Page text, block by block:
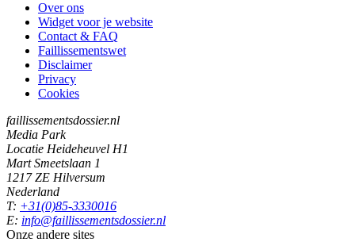
Over ons
Widget voor je website
Contact & FAQ
Faillissementswet
Disclaimer
Privacy
Cookies
faillissementsdossier.nl
Media Park
Locatie Heideheuvel H1
Mart Smeetslaan 1
1217 ZE Hilversum
Nederland
T: +31(0)85-3330016
E: info@faillissementsdossier.nl
Onze andere sites